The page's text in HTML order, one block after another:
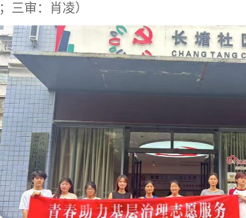
三审：肖凌）